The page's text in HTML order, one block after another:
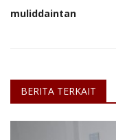
muliddaintan
BERITA TERKAIT